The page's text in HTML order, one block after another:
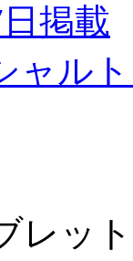
掲載
ャル
レッ